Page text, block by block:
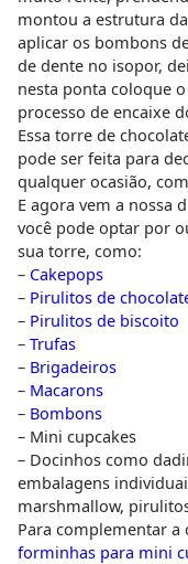
montou a estrutura
aplicar os bombons
de dente no isopor,
nesta ponta coloque
processo de encaixe
Essa torre de
pode ser feita para
qualquer ocasião,
E agora vem a nossa
você pode optar por
sua torre, como:
– Cakepops
– Pirulitos de
– Pirulitos de biscoito
– Trufas
– Brigadeiros
– Macarons
– Bombons
– Mini cupcakes
– Docinhos como
embalagens
marshmallow,
Para complementar a
forminhas para mini